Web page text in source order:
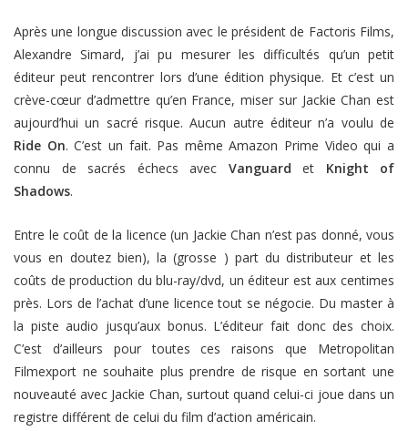
Après une longue discussion avec le président de Factoris Films,
Alexandre Simard, j’ai pu mesurer les difficultés qu’un petit
éditeur peut rencontrer lors d’une édition physique. Et c’est un
crève-cœur d’admettre qu’en France, miser sur Jackie Chan est
aujourd’hui un sacré risque. Aucun autre éditeur n’a voulu de
Ride On. C’est un fait. Pas même Amazon Prime Video qui a
connu de sacrés échecs avec Vanguard et Knight of
Shadows.
Entre le coût de la licence (un Jackie Chan n’est pas donné, vous
vous en doutez bien), la (grosse ) part du distributeur et les
coûts de production du blu-ray/dvd, un éditeur est aux centimes
près. Lors de l’achat d’une licence tout se négocie. Du master à
la piste audio jusqu’aux bonus. L’éditeur fait donc des choix.
C’est d’ailleurs pour toutes ces raisons que Metropolitan
Filmexport ne souhaite plus prendre de risque en sortant une
nouveauté avec Jackie Chan, surtout quand celui-ci joue dans un
registre différent de celui du film d’action américain.